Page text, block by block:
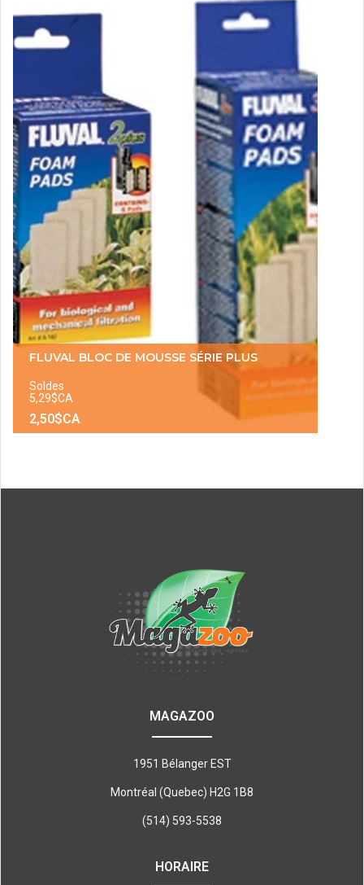
FLUVAL BLOC DE MOUSSE SÉRIE PLUS
Soldes
5,29$CA
2,50$CA
MAGAZOO
1951 Bélanger EST
Montréal (Quebec) H2G 1B8
(514) 593-5538
HORAIRE